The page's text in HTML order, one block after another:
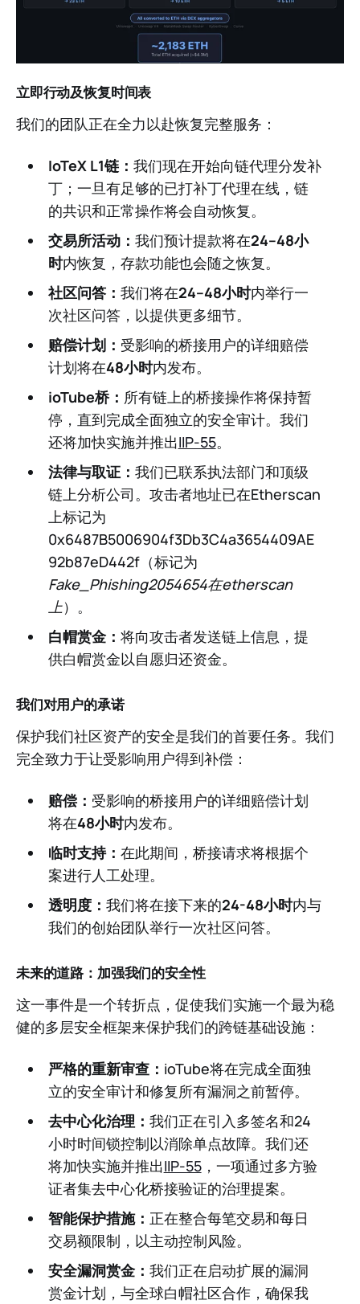
立即行动及恢复时间表
我们的团队正在全力以赴恢复完整服务：
IoTeX L1链： 我们现在开始向链代理分发补
丁；一旦有足够的已打补丁代理在线，链
的共识和正常操作将会自动恢复。
交易所活动： 我们预计提款将在24–48小
时内恢复，存款功能也会随之恢复。
社区问答： 我们将在24–48小时内举行一
次社区问答，以提供更多细节。
赔偿计划： 受影响的桥接用户的详细赔偿
计划将在48小时内发布。
ioTube桥： 所有链上的桥接操作将保持暂
停，直到完成全面独立的安全审计。我们
还将加快实施并推出IIP-55。
法律与取证： 我们已联系执法部门和顶级
链上分析公司。攻击者地址已在Etherscan
上标记为
0x6487B5006904f3Db3C4a3654409AE
92b87eD442f（标记为
Fake_Phishing2054654在etherscan
上）。
白帽赏金： 将向攻击者发送链上信息，提
供白帽赏金以自愿归还资金。
我们对用户的承诺
保护我们社区资产的安全是我们的首要任务。我们
完全致力于让受影响用户得到补偿：
赔偿： 受影响的桥接用户的详细赔偿计划
将在48小时内发布。
临时支持： 在此期间，桥接请求将根据个
案进行人工处理。
透明度： 我们将在接下来的24-48小时内与
我们的创始团队举行一次社区问答。
未来的道路：加强我们的安全性
这一事件是一个转折点，促使我们实施一个最为稳
健的多层安全框架来保护我们的跨链基础设施：
严格的重新审查： ioTube将在完成全面独
立的安全审计和修复所有漏洞之前暂停。
去中心化治理： 我们正在引入多签名和24
小时时间锁控制以消除单点故障。我们还
将加快实施并推出IIP-55，一项通过多方验
证者集去中心化桥接验证的治理提案。
智能保护措施： 正在整合每笔交易和每日
交易额限制，以主动控制风险。
安全漏洞赏金： 我们正在启动扩展的漏洞
赏金计划，与全球白帽社区合作，确保我